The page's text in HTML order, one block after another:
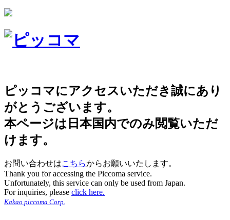
ピッコマにアクセスいただき誠にあり
がとうございます。
本ページは日本国内でのみ閲覧いただ
けます。
お問い合わせはこちらからお願いいたします。
Thank you for accessing the Piccoma service.
Unfortunately, this service can only be used from Japan.
For inquiries, please click here.
Kakao piccoma Corp.